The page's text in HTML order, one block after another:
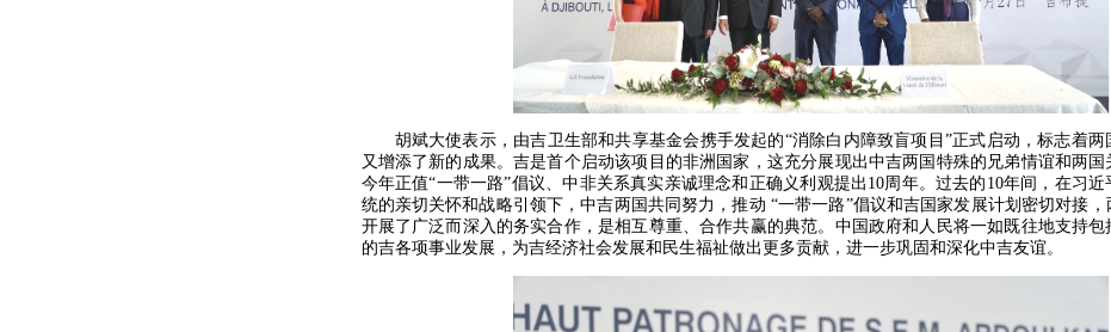
胡斌大使表示，由吉卫生部和共享基金会携手发起的“消除白内障致盲项目”正式启动，标志着两
又增添了新的成果。吉是首个启动该项目的非洲国家，这充分展现出中吉两国特殊的兄弟情谊和两国
今年正值“一带一路”倡议、中非关系真实亲诚理念和正确义利观提出10周年。过去的10年间，在习
统的亲切关怀和战略引领下，中吉两国共同努力，推动 “一带一路”倡议和吉国家发展计划密切对接
开展了广泛而深入的务实合作，是相互尊重、合作共赢的典范。中国政府和人民将一如既往地支持包
的吉各项事业发展，为吉经济社会发展和民生福祉做出更多贡献，进一步巩固和深化中吉友谊。